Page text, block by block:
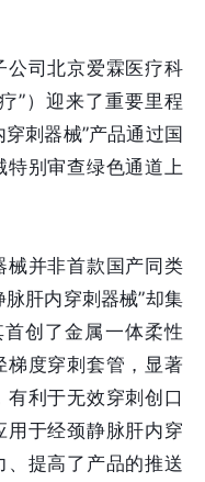
司北京爱霖医疗科
”）迎来了重要里程
刺器械”产品通过国
特别审查绿色通道上
械并非首款国产同类
肝内穿刺器械”却集
首创了金属一体柔性
梯度穿刺套管，显著
利于无效穿刺创口
用于经颈静脉肝内穿
提高了产品的推送